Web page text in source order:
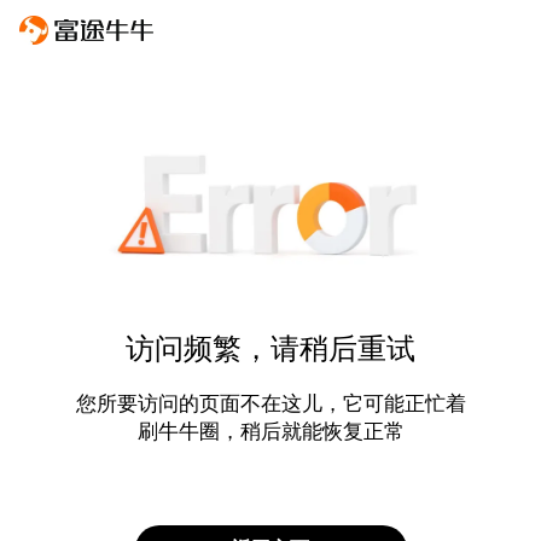
访问频繁，请稍后重试
您所要访问的页面不在这儿，它可能正忙着
刷牛牛圈，稍后就能恢复正常